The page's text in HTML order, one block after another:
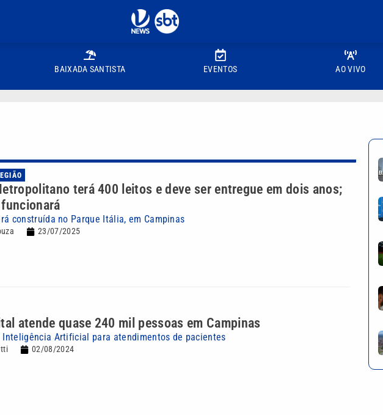
BAIXADA SANTISTA EVENTOS AO VIVO
terá 400 leitos e deve ser entregue em dois anos;
construída no Parque Itália, em Campinas
23/07/2025
atende quase 240 mil pessoas em Campinas
Inteligência Artificial para atendimentos de pacientes
02/08/2024